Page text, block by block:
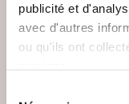
publicité et
avec d'autres
ou qu'ils ont
VOUS